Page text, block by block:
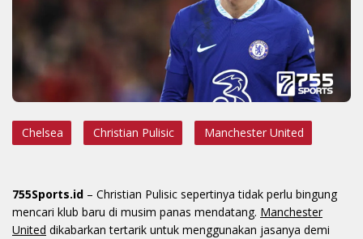
Chelsea Christian Pulisic Manchester United
755Sports.id – Christian Pulisic sepertinya tidak perlu bingung
mencari klub baru di musim panas mendatang. Manchester
United dikabarkan tertarik untuk menggunakan jasanya demi